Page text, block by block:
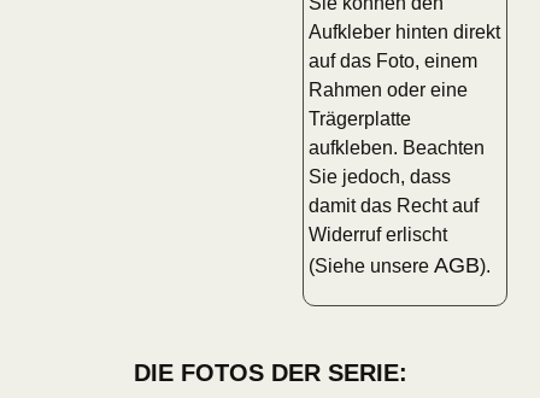
Aufkleber hinten direkt
auf das Foto, einem
Rahmen oder eine
Trägerplatte
aufkleben. Beachten
Sie jedoch, dass
damit das Recht auf
Widerruf erlischt
(Siehe unsereAGB).
DIE FOTOS DER SERIE: